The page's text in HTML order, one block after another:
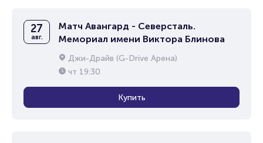
27
авг.
Матч Авангард - Северсталь.
Мемориал имени Виктора Блинова
Джи-Драйв (G-Drive Арена)
чт 19:30
Купить